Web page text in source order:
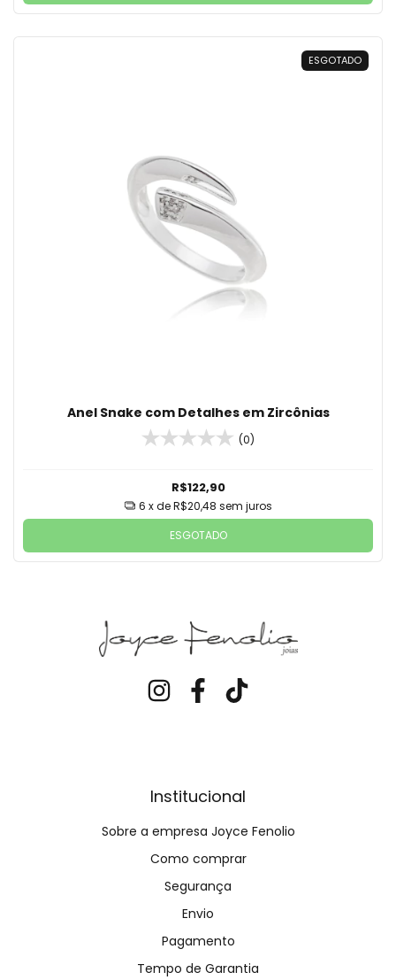
ESGOTADO
Anel Snake com Detalhes em Zircônias
(0)
R$122,90
6 x deR$20,48 sem juros
ESGOTADO
Institucional
Sobre a empresa Joyce Fenolio
Como comprar
Segurança
Envio
Pagamento
Tempo de Garantia